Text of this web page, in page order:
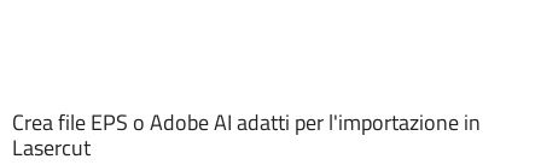
Crea file EPS o Adobe AI adatti per l'importazione in
Lasercut